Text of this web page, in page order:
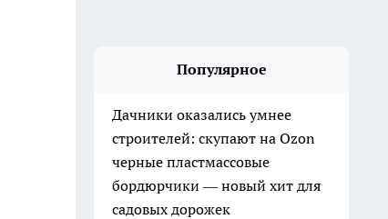
Популярное
Дачники оказались умнее
строителей: скупают на Ozon
черные пластмассовые
бордюрчики — новый хит для
садовых дорожек